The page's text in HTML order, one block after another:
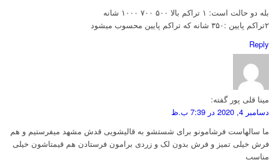
بله دو حالت است: ۱ تراکم بالا ۵۰۰ ۷۰۰ ۱۰۰۰ شانه
۲تراکم پایین :۳۵۰ شانه که تراکم پایین محسوب میشود
Reply
مینا قلی پور گفته:
دسامبر 4, 2020 در 7:39 ب.ظ
ما سالهاست فرشامونو برای شستشو به قالیشویی قدش مشهد میفرستیم و هم
فرش خیلی تمیز و فرش بدون لک و زردی برامون فرستادن هم قیمتاشون خیلی
مناسب